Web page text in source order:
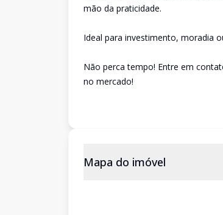
mão da praticidade.
Ideal para investimento, moradia
Não perca tempo! Entre em
no mercado!
Mapa do imóvel